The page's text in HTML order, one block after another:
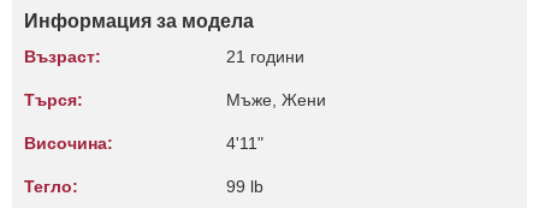
Информация за модела
Възраст: 21 години
Търся: Мъже, Жени
Височина: 4'11"
Тегло: 99 lb